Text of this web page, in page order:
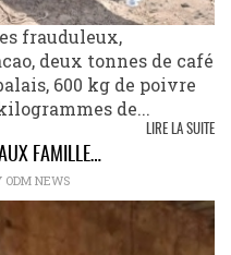
frauduleux,
deux tonnes de café
600 kg de poivre
de...
LIRE LA SUITE
FAMILLE…
ODM NEWS